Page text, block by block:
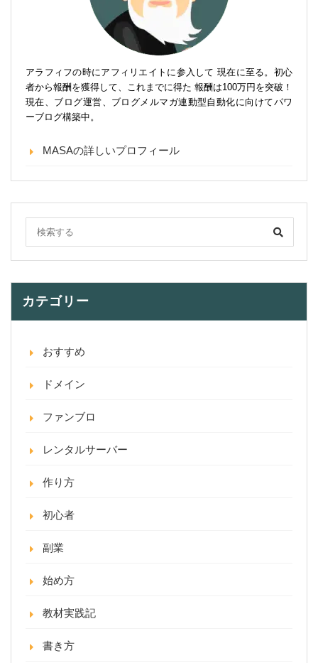
アラフィフの時にアフィリエイトに参入して 現在に至る。初心
者から報酬を獲得して、これまでに得た 報酬は100万円を突破！
現在、ブログ運営、ブログメルマガ連動型自動化に向けてパワ
ーブログ構築中。
MASAの詳しいプロフィール
カテゴリー
おすすめ
ドメイン
ファンブロ
レンタルサーバー
作り方
初心者
副業
始め方
教材実践記
書き方